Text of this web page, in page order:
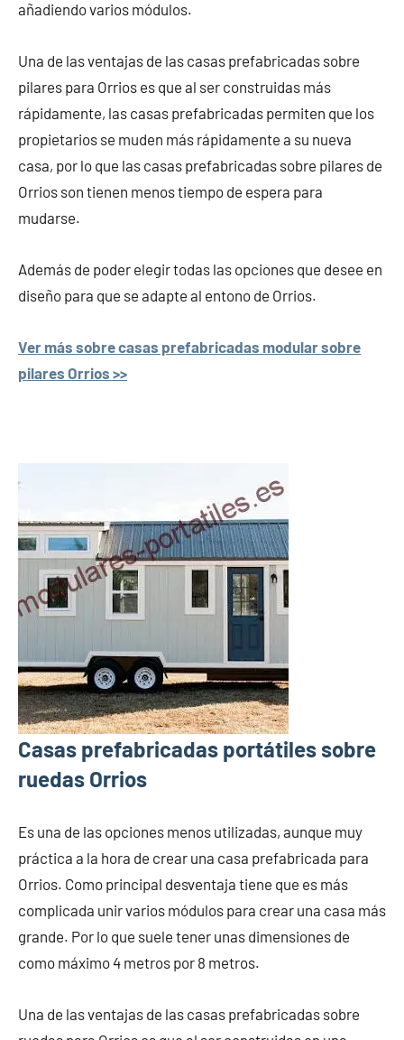
añadiendo varios módulos.
Una de las ventajas de las casas prefabricadas sobre
pilares para Orrios es que al ser construidas más
rápidamente, las casas prefabricadas permiten que los
propietarios se muden más rápidamente a su nueva
casa, por lo que las casas prefabricadas sobre pilares de
Orrios son tienen menos tiempo de espera para
mudarse.
Además de poder elegir todas las opciones que desee en
diseño para que se adapte al entono de Orrios.
Ver más sobre casas prefabricadas modular sobre
pilares Orrios >>
Casas prefabricadas portátiles sobre
ruedas Orrios
Es una de las opciones menos utilizadas, aunque muy
práctica a la hora de crear una casa prefabricada para
Orrios. Como principal desventaja tiene que es más
complicada unir varios módulos para crear una casa más
grande. Por lo que suele tener unas dimensiones de
como máximo 4 metros por 8 metros.
Una de las ventajas de las casas prefabricadas sobre